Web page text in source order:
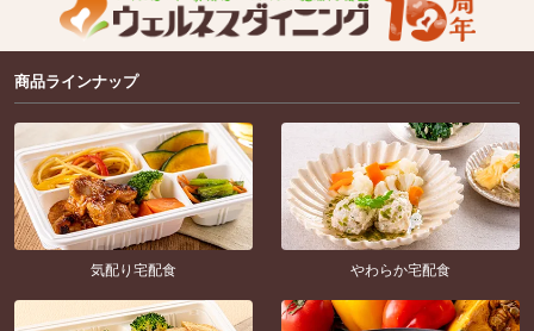
商品ラインナップ
気配り宅配食 やわらか宅配食